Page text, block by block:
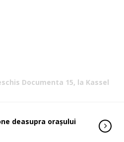
Documenta 15, la Kassel
deasupra orașului